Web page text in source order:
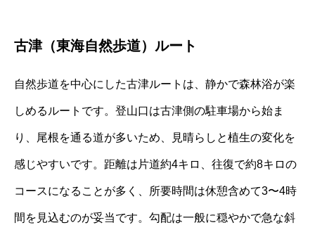
古津（東海自然歩道）ルート
自然歩道を中心にした古津ルートは、静かで森林浴が楽
しめるルートです。登山口は古津側の駐車場から始ま
り、尾根を通る道が多いため、見晴らしと植生の変化を
感じやすいです。距離は片道約4キロ、往復で約8キロの
コースになることが多く、所要時間は休憩含めて3〜4時
間を見込むのが妥当です。勾配は一般に穏やかで急な斜